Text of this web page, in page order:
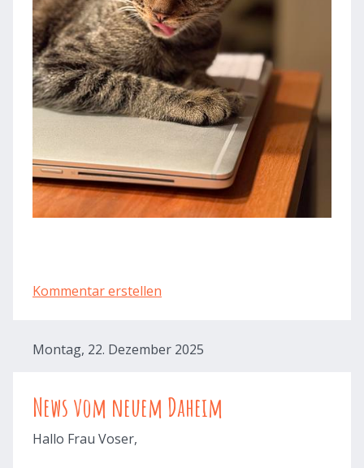
Kommentar erstellen
Montag, 22. Dezember 2025
News vom neuem Daheim
Hallo Frau Voser,